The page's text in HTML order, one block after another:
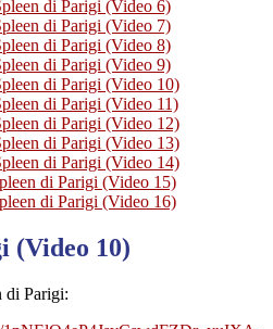
di Parigi (Video 6)
di Parigi (Video 7)
di Parigi (Video 8)
di Parigi (Video 9)
di Parigi (Video 10)
di Parigi (Video 11)
di Parigi (Video 12)
di Parigi (Video 13)
di Parigi (Video 14)
di Parigi (Video 15)
di Parigi (Video 16)
(Video 10)
di Parigi: